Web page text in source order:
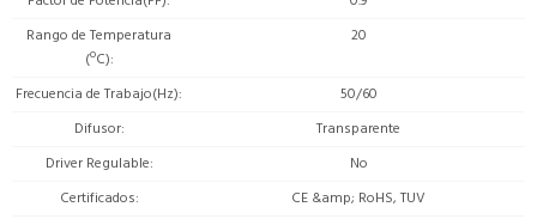
Rango de Temperatura
(ºC)
20
Frecuencia de Trabajo(Hz)
50/60
Difusor
Transparente
Driver Regulable
No
Certificados
CE &amp; RoHS, TUV